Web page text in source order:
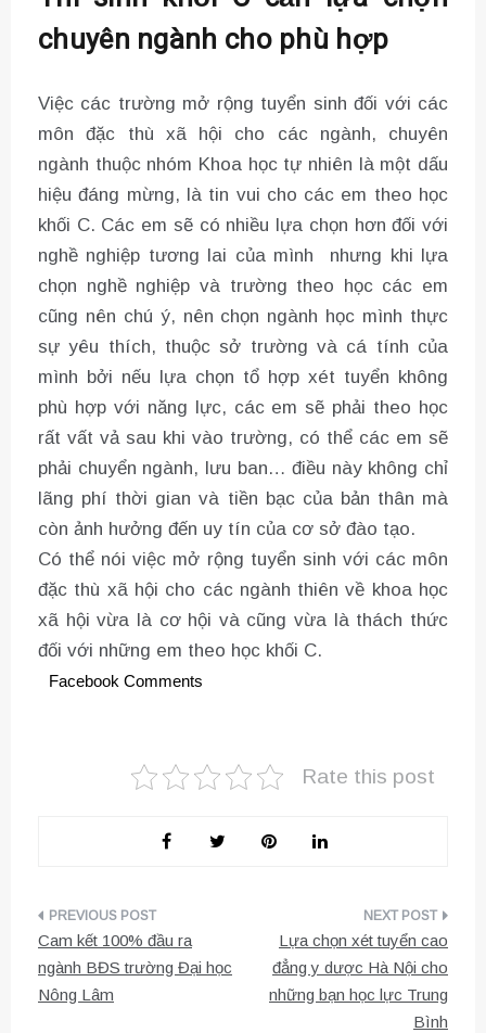
chuyên ngành cho phù hợp
Việc các trường mở rộng tuyển sinh đối với các
môn đặc thù xã hội cho các ngành, chuyên
ngành thuộc nhóm Khoa học tự nhiên là một dấu
hiệu đáng mừng, là tin vui cho các em theo học
khối C. Các em sẽ có nhiều lựa chọn hơn đối với
nghề nghiệp tương lai của mình nhưng khi lựa
chọn nghề nghiệp và trường theo học các em
cũng nên chú ý, nên chọn ngành học mình thực
sự yêu thích, thuộc sở trường và cá tính của
mình bởi nếu lựa chọn tổ hợp xét tuyển không
phù hợp với năng lực, các em sẽ phải theo học
rất vất vả sau khi vào trường, có thể các em sẽ
phải chuyển ngành, lưu ban… điều này không chỉ
lãng phí thời gian và tiền bạc của bản thân mà
còn ảnh hưởng đến uy tín của cơ sở đào tạo.
Có thể nói việc mở rộng tuyển sinh với các môn
đặc thù xã hội cho các ngành thiên về khoa học
xã hội vừa là cơ hội và cũng vừa là thách thức
đối với những em theo học khối C.
Facebook Comments
Rate this post
Điều
hướng
bài
Cam kết 100% đầu ra
ngành BĐS trường Đại học
Nông Lâm
Lựa chọn xét tuyển cao
đẳng y dược Hà Nội cho
những bạn học lực Trung
Bình